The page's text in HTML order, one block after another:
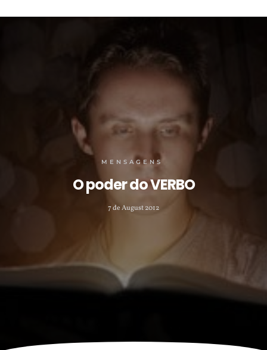
MENSAGENS
O poder do VERBO
7 de August 2012